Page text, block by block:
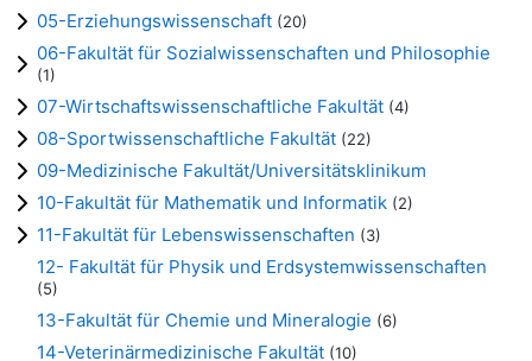
05-Erziehungswissenschaft (20)
06-Fakultät für Sozialwissenschaften und Philosophie
(1)
07-Wirtschaftswissenschaftliche Fakultät (4)
08-Sportwissenschaftliche Fakultät (22)
09-Medizinische Fakultät/Universitätsklinikum
10-Fakultät für Mathematik und Informatik (2)
11-Fakultät für Lebenswissenschaften (3)
12- Fakultät für Physik und Erdsystemwissenschaften
(5)
13-Fakultät für Chemie und Mineralogie (6)
14-Veterinärmedizinische Fakultät (10)